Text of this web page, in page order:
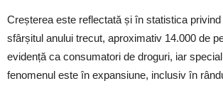
Creșterea este reflectată și în statistica
sfârșitul anului trecut, aproximativ 14.000 de
evidență ca consumatori de droguri, iar
fenomenul este în expansiune, inclusiv în